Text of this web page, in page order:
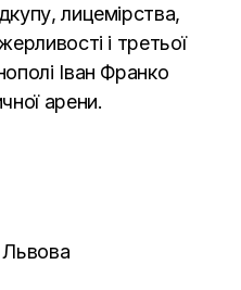
лицемірства,
і третьої
Іван Франко
арени.
Львова